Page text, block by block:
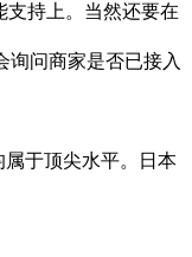
持上。当然还要在
问商家是否已接入
于顶尖水平。日本